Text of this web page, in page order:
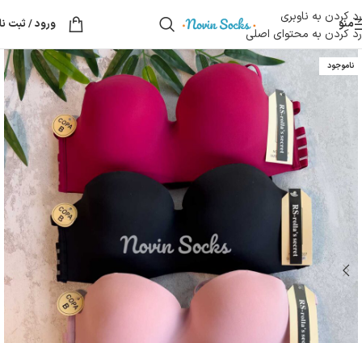
رد کردن به ناوبری
رد کردن به محتوای اصلی
منو ورود / ثبت
ناموجود